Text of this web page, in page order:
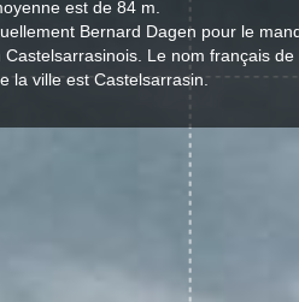
est de 84 m.
Bernard Dagen pour le
Le nom français
la ville est Castelsarrasin.